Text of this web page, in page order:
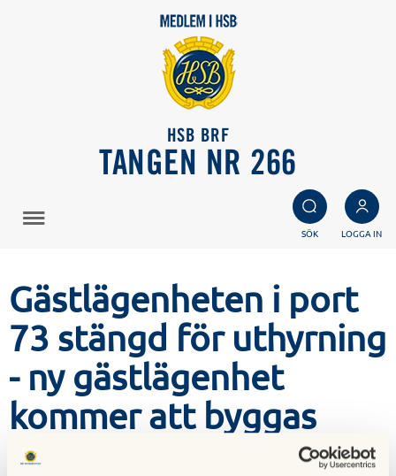
HSB BRF
TANGEN NR 266
SÖK LOGGA IN
Gästlägenheten i port
73 stängd för uthyrning
- ny gästlägenhet
kommer att byggas
under 2025